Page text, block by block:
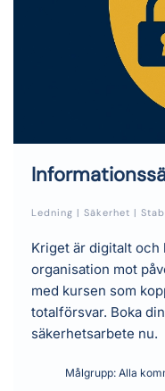
Ledning | Säkerhet | Stab
Kriget är digitalt och
organisation mot
med kursen som
totalförsvar. Boka
säkerhetsarbete nu.
Målgrupp:Alla